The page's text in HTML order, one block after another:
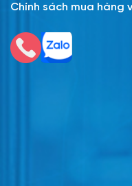
Chính sách mua hàng